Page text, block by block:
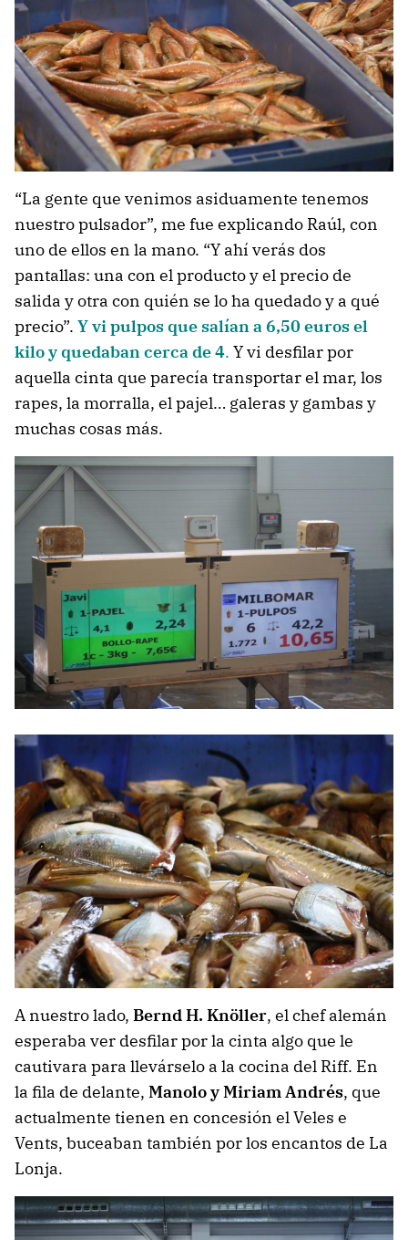
“La gente que venimos asiduamente tenemos
nuestro pulsador”, me fue explicando Raúl, con
uno de ellos en la mano. “Y ahí verás dos
pantallas: una con el producto y el precio de
salida y otra con quién se lo ha quedado y a qué
precio”. Y vi pulpos que salían a 6,50 euros el
kilo y quedaban cerca de 4. Y vi desfilar por
aquella cinta que parecía transportar el mar, los
rapes, la morralla, el pajel… galeras y gambas y
muchas cosas más.
A nuestro lado, Bernd H. Knöller, el chef alemán
esperaba ver desfilar por la cinta algo que le
cautivara para llevárselo a la cocina del Riff. En
la fila de delante, Manolo y Miriam Andrés, que
actualmente tienen en concesión el Veles e
Vents, buceaban también por los encantos de La
Lonja.